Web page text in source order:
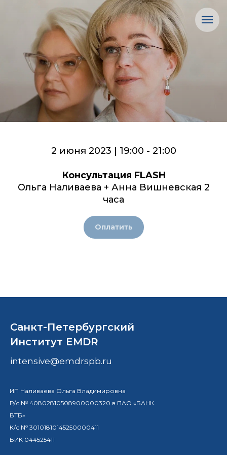
2 июня 2023 | 19:00 - 21:00
Консультация FLASH
Ольга Наливаева + Анна Вишневская 2
часа
Оплатить
ИП Наливаева Ольга Владимировна
Р/с № 40802810508900000320 в ПАО «БАНК
ВТБ»
К/с № 30101810145250000411
БИК 044525411
intensive@emdrspb.ru
Санкт-Петербургский
Институт EMDR